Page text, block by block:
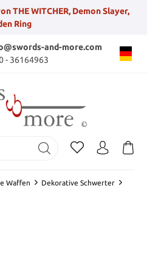
THE WITCHER, Demon Slayer,
Ring
and-more.com
- 36164963
Waffen
Dekorative Schwerter